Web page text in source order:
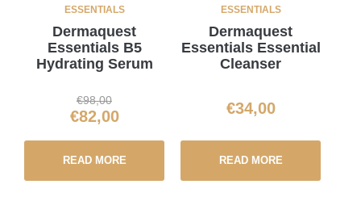
ESSENTIALS
Dermaquest
Essentials B5
Hydrating Serum
€98,00
€82,00
READ MORE
ESSENTIALS
Dermaquest
Essentials Essential
Cleanser
€34,00
READ MORE